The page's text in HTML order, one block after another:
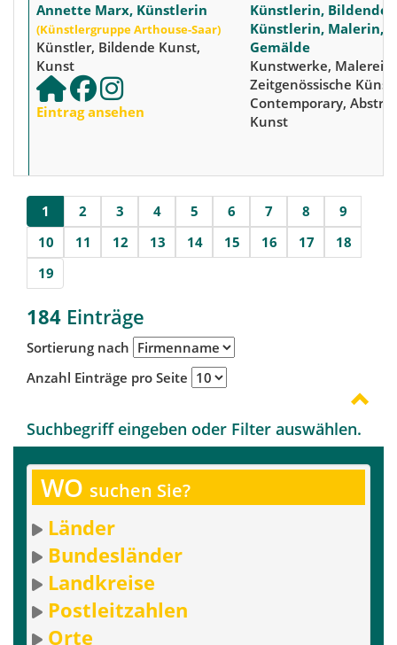
Annette Marx, Künstlerin
(Künstlergruppe Arthouse-Saar)
Künstler, Bildende Kunst,
Kunst
Eintrag ansehen
Künstlerin, Bildende
Künstlerin, Malerin,
Gemälde
Kunstwerke, Malerei,
Zeitgenössische
Contemporary,
Kunst
1 2 3 4 5 6 7 8
9
10
11 12 13 14 15 16 17
18
19
184 Einträge
Sortierung nach
Anzahl Einträge pro Seite
Suchbegriff eingeben oder Filter auswählen.
WO suchen Sie?
Länder
Bundesländer
Landkreise
Postleitzahlen
Orte